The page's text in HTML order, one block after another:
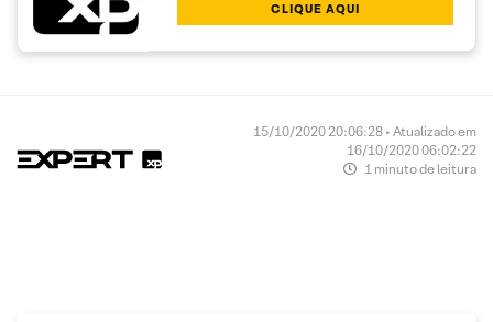
CLIQUE AQUI
15/10/2020 20:06:28 • Atualizado em
16/10/2020 06:02:22
1 minuto de leitura